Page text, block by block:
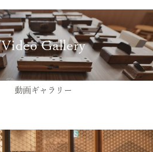
Video Gallery
動画ギャラリー